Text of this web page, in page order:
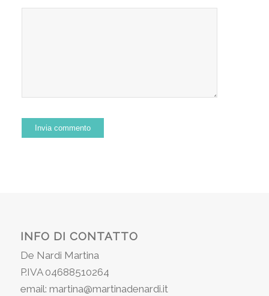
INFO DI CONTATTO
De Nardi Martina
P.IVA 04688510264
email: martina@martinadenardi.it